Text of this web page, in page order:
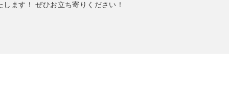
ます！ ぜひお立ち寄りください！